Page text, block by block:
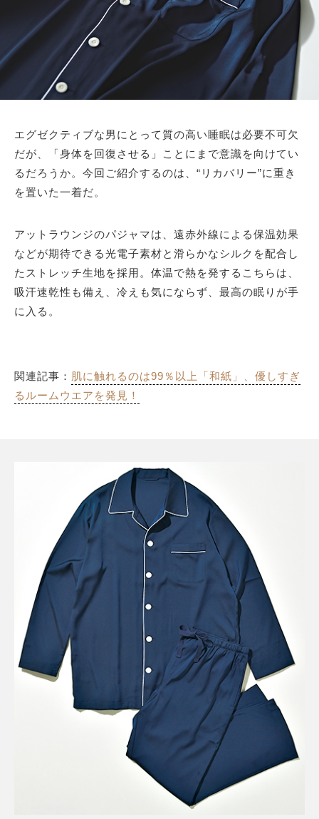
エグゼクティブな男にとって質の高い睡眠は必要不可欠
だが、「身体を回復させる」ことにまで意識を向けてい
るだろうか。今回ご紹介するのは、“リカバリー”に重き
を置いた一着だ。
アットラウンジのパジャマは、遠赤外線による保温効果
などが期待できる光電子素材と滑らかなシルクを配合し
たストレッチ生地を採用。体温で熱を発するこちらは、
吸汗速乾性も備え、冷えも気にならず、最高の眠りが手
に入る。
関連記事： 肌に触れるのは99％以上「和紙」、優しすぎ
るルームウエアを発見！